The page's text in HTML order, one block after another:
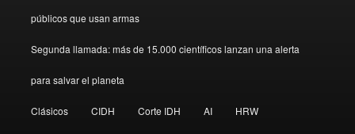
públicos que usan armas
Segunda llamada: más de 15.000 científicos lanzan una alerta
para salvar el planeta
Clásicos CIDH Corte IDH AI HRW